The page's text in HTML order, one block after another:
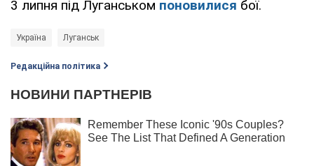
3 липня під Луганськом поновилися бої.
Україна Луганськ
Редакційна політика